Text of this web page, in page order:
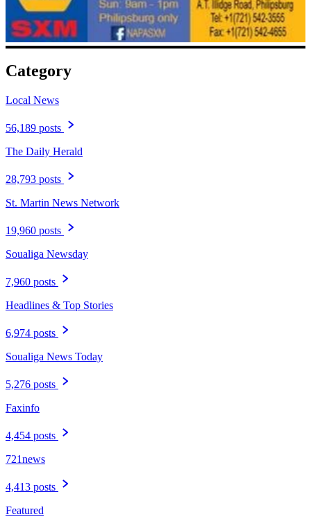
Category
Local News
56,189 posts
The Daily Herald
28,793 posts
St. Martin News Network
19,960 posts
Soualiga Newsday
7,960 posts
Headlines & Top Stories
6,974 posts
Soualiga News Today
5,276 posts
Faxinfo
4,454 posts
721news
4,413 posts
Featured